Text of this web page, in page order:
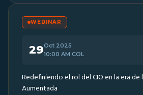
WEBINAR
29Oct 2025
10:00 AM COL
Redefiniendo el rol del CIO en la era
Aumentada